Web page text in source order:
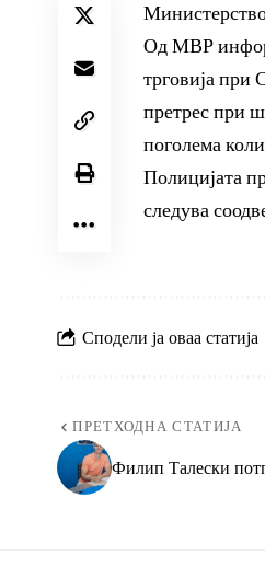
Од МВР
трговија при
претрес при
поголема
Полицијата
следува
Сподели ја оваа статија
ПРЕТХОДНА СТАТИЈА
Филип Талески